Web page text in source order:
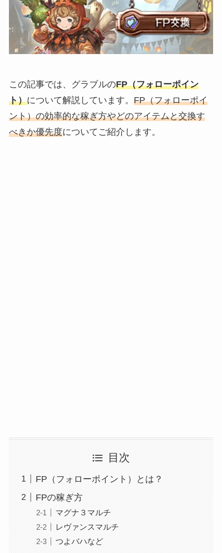
この記事では、グラブルのFP（フォローポイン
ト）について解説しています。 FP（フォローポイ
ント）の効率的な稼ぎ方やどのアイテムと交換す
べきか優先度についてご紹介します。
目次
FP（フォローポイント）とは？
FPの稼ぎ方
マグナ３マルチ
レヴァンスマルチ
つよバハなど